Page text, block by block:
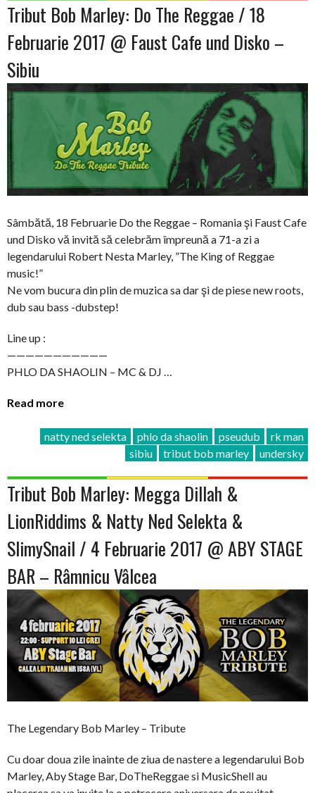
Tribut Bob Marley: Do The Reggae / 18
Februarie 2017 @ Faust Cafe und Disko –
Sibiu
Sâmbătă, 18 Februarie Do the Reggae – Romania şi Faust Cafe
und Disko vă invită să celebrăm împreună a 71-a zi a
legendarului Robert Nesta Marley, ”The King of Reggae
music!”
Ne vom bucura din plin de muzica sa dar şi de piese new roots,
dub sau bass -dubstep!
Line up :
———————————
PHLO DA SHAOLIN – MC & DJ …
Read more
natty ned selekta phlo da shaolin pseudub
rk man
sibiu
tribut bob marley undersky
Tribut Bob Marley: Megga Dillah &
LionRiddims & Natty Ned Selekta &
SlimySnail / 4 Februarie 2017 @ ABY STAGE
BAR – Râmnicu Vâlcea
The Legendary Bob Marley – Tribute
Cu doar doua zile inainte de ziua de nastere a legendarului Bob
Marley, Aby Stage Bar, DoTheReggae si MusicShell au